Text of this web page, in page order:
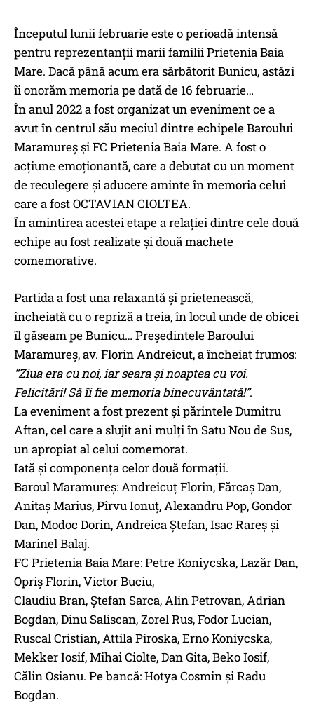
Începutul lunii februarie este o perioadă intensă
pentru reprezentanții marii familii Prietenia Baia
Mare. Dacă până acum era sărbătorit Bunicu, astăzi
îi onorăm memoria pe dată de 16 februarie…
În anul 2022 a fost organizat un eveniment ce a
avut în centrul său meciul dintre echipele Baroului
Maramureș și FC Prietenia Baia Mare. A fost o
acțiune emoționantă, care a debutat cu un moment
de reculegere și aducere aminte în memoria celui
care a fost OCTAVIAN CIOLTEA.
În amintirea acestei etape a relației dintre cele două
echipe au fost realizate și două machete
comemorative.
Partida a fost una relaxantă și prietenească,
încheiată cu o repriză a treia, în locul unde de obicei
îl găseam pe Bunicu… Președintele Baroului
Maramureș, av. Florin Andreicut, a încheiat frumos:
“Ziua era cu noi, iar seara și noaptea cu voi.
Felicitări! Să îi fie memoria binecuvântată!”.
La eveniment a fost prezent și părintele Dumitru
Aftan, cel care a slujit ani mulți în Satu Nou de Sus,
un apropiat al celui comemorat.
Iată și componenţa celor două formații.
Baroul Maramureș: Andreicuţ Florin, Fărcaș Dan,
Anitaş Marius, Pîrvu Ionuț, Alexandru Pop, Gondor
Dan, Modoc Dorin, Andreica Ștefan, Isac Rareș și
Marinel Balaj.
FC Prietenia Baia Mare: Petre Koniycska, Lazăr Dan,
Opriș Florin, Victor Buciu,
Claudiu Bran, Ștefan Sarca, Alin Petrovan, Adrian
Bogdan, Dinu Saliscan, Zorel Rus, Fodor Lucian,
Ruscal Cristian, Attila Piroska, Erno Koniycska,
Mekker Iosif, Mihai Ciolte, Dan Gita, Beko Iosif,
Călin Osianu. Pe bancă: Hotya Cosmin și Radu
Bogdan.